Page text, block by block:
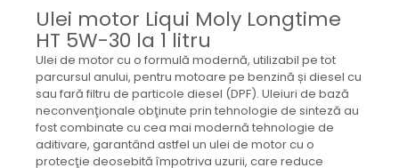
Hidraulica
Mecanica
Electropompa si motoare
electrice
Burdufuri si cilindri hidraulici
Role, bucsi si bolturi
BEHRENS
Ulei motor Liqui Moly Longtime
HT 5W-30 la 1 litru
Ulei de motor cu o formulă modernă, utilizabil pe tot
parcursul anului, pentru motoare pe benzină și diesel cu
sau fară filtru de particole diesel (DPF). Uleiuri de bază
neconvenţionale obţinute prin tehnologie de sinteză au
fost combinate cu cea mai modernă tehnologie de
aditivare, garantând astfel un ulei de motor cu o
protecţie deosebită împotriva uzurii, care reduce